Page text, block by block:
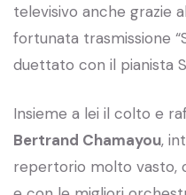
televisivo anche grazie
fortunata trasmissione
duettato con il pianista
Insieme a lei il colto e
Bertrand Chamayou,
repertorio molto vasto,